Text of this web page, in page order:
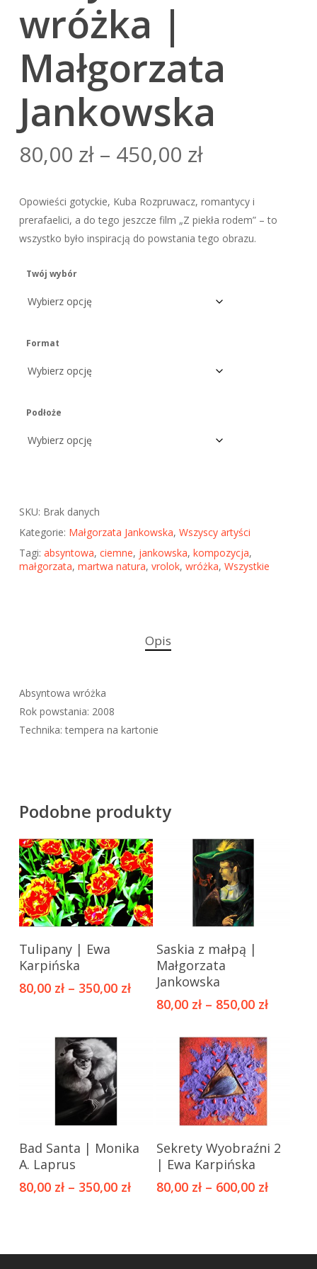
wróżka |
Małgorzata
Jankowska
80,00 zł– 450,00 zł
Opowieści gotyckie, Kuba Rozpruwacz, romantycy i
prerafaelici, a do tego jeszcze film „Z piekła rodem” – to
wszystko było inspiracją do powstania tego obrazu.
Twój wybór
Format
Podłoże
SKU: Brak danych
Kategorie: Małgorzata Jankowska, Wszyscy artyści
Tagi: absyntowa, ciemne, jankowska, kompozycja,
małgorzata, martwa natura, vrolok, wróżka, Wszystkie
Opis
Absyntowa wróżka
Rok powstania: 2008
Technika: tempera na kartonie
Podobne produkty
produkt
ma
wiele
Tulipany | Ewa
Karpińska
80,00 zł– 350,00 zł
produkt
ma
wiele
wariantów.
można
wybrać
stronie
produktu
Saskia z małpą |
Małgorzata
Jankowska
80,00 zł – 850,00 zł
produkt
ma
wiele
Bad Santa | Monika
A. Laprus
80,00 zł– 350,00 zł
produkt
ma
wiele
Sekrety Wyobraźni 2
| Ewa Karpińska
80,00 zł – 600,00 zł